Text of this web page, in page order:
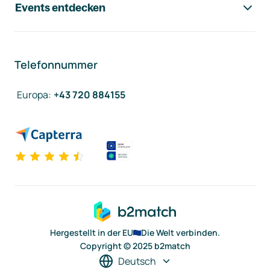
Events entdecken
Telefonnummer
Europa: +43 720 884155
Hergestellt in der EU
Die Welt verbinden.
Copyright © 2025 b2match
Deutsch